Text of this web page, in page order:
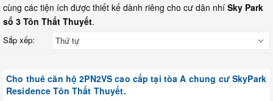
cùng các tiện ích được thiết kế dành riêng cho cư dân nhí Sky Park
số 3 Tôn Thất Thuyết.
Sắp xếp: Thứ tự
Cho thuê căn hộ 2PN2VS cao cấp tại tòa A chung cư SkyPark
Residence Tôn Thất Thuyết.